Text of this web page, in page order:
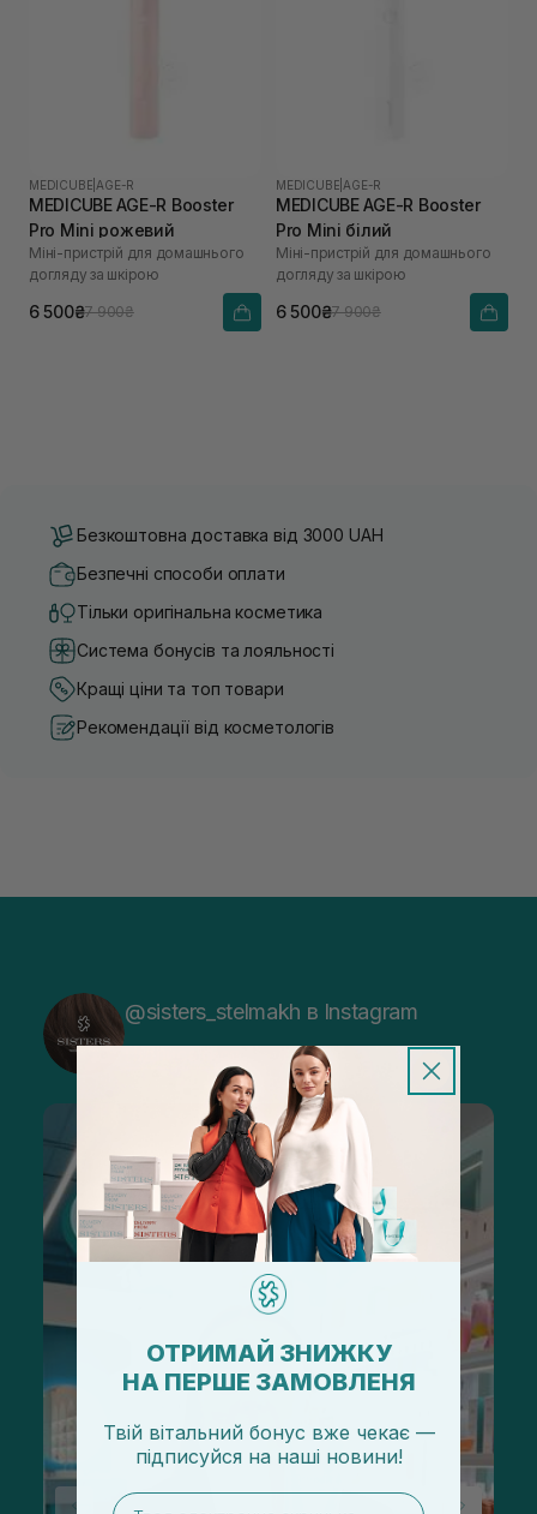
MEDICUBE AGE-R
MEDICUBE AGE-R Booster
Pro Mini рожевий
Міні-пристрій для домашнього
догляду за шкірою
6 500₴7 900₴
MEDICUBE AGE-R
MEDICUBE AGE-R Booster
Pro Mini білий
Міні-пристрій для домашнього
догляду за шкірою
6 500₴7 900₴
Безкоштовна доставка від 3000 UAH
Безпечні способи оплати
Тільки оригінальна косметика
Система бонусів та лояльності
Кращі ціни та топ товари
Рекомендації від косметологів
@sisters_stelmakh в Instagram
ОТРИМАЙ ЗНИЖКУ
НА ПЕРШЕ ЗАМОВЛЕНЯ
Твій вітальний бонус вже чекає —
підписуйся на наші новини!
email